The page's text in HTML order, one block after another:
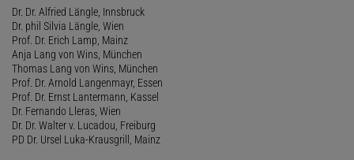
Dr. Dr. Alfried Längle, Innsbruck
Dr. phil Silvia Längle, Wien
Prof. Dr. Erich Lamp, Mainz
Anja Lang von Wins, München
Thomas Lang von Wins, München
Prof. Dr. Arnold Langenmayr, Essen
Prof. Dr. Ernst Lantermann, Kassel
Dr. Fernando Lleras, Wien
Dr. Dr. Walter v. Lucadou, Freiburg
PD Dr. Ursel Luka-Krausgrill, Mainz